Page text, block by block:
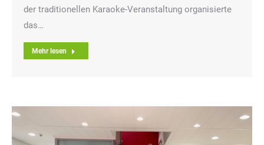
der traditionellen Karaoke-Veranstaltung organisierte
das…
Mehr lesen